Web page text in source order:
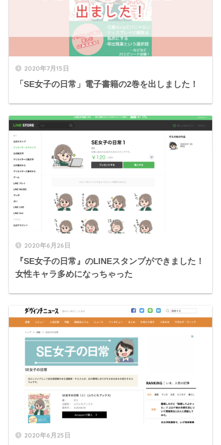
2020年7月15日
「SE女子の日常」電子書籍の2巻を出しました！
2020年6月26日
『SE女子の日常』のLINEスタンプができました！
女性キャラ多めになっちゃった
2020年6月25日